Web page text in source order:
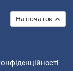
На початок